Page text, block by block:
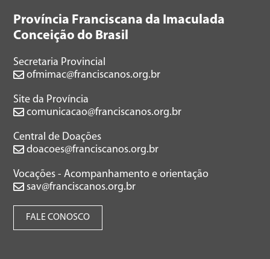
Província Franciscana da Imaculada
Conceição do Brasil
Secretaria Provincial
ofmimac@franciscanos.org.br
Site da Província
comunicacao@franciscanos.org.br
Central de Doações
doacoes@franciscanos.org.br
Vocações - Acompanhamento e orientação
sav@franciscanos.org.br
FALE CONOSCO